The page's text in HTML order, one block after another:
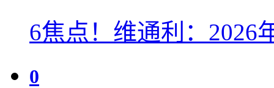
6焦点！维通利：2026
0